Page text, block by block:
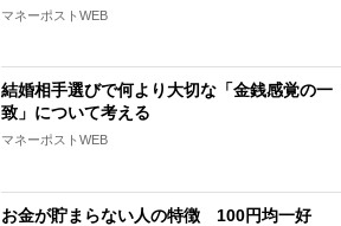
マネーポストWEB
結婚相手選びで何より大切な「金銭感覚の一
致」について考える
マネーポストWEB
お金が貯まらない人の特徴 100円均一好